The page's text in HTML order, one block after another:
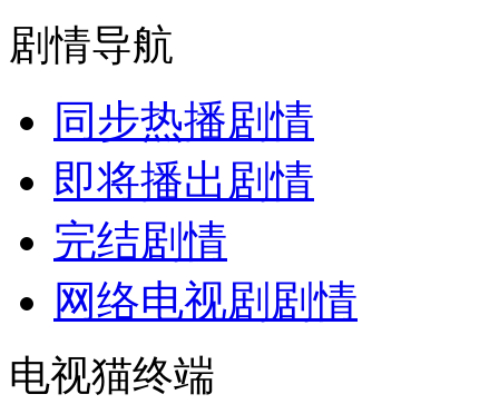
剧情导航
同步热播剧情
即将播出剧情
完结剧情
网络电视剧剧情
电视猫终端